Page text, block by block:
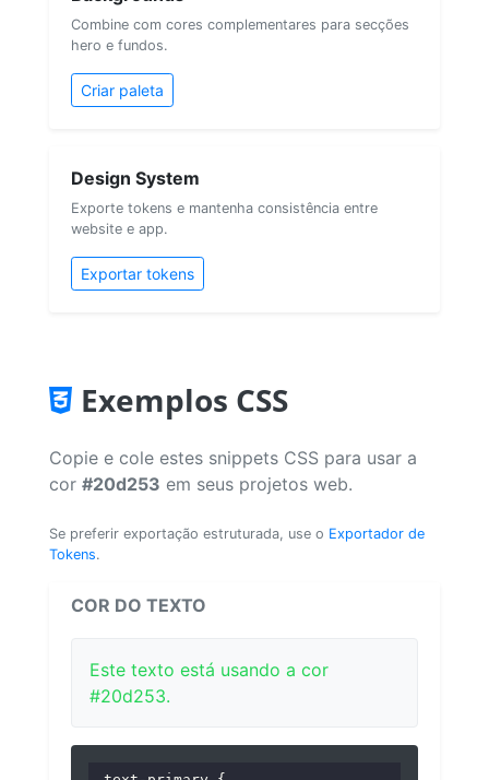
Combine com cores complementares para secções
hero e fundos.
Criar paleta
Design System
Exporte tokens e mantenha consistência entre
website e app.
Exportar tokens
Exemplos CSS
Copie e cole estes snippets CSS para usar a
cor #20d253 em seus projetos web.
Se preferir exportação estruturada, use o Exportador de
Tokens.
COR DO TEXTO
Este texto está usando a cor
#20d253.